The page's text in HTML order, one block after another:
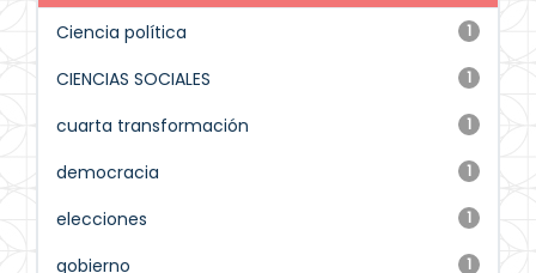
1
Ciencia política
1
CIENCIAS SOCIALES
1
cuarta transformación
1
democracia
1
elecciones
1
gobierno